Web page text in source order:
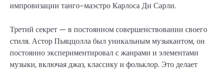
импровизации танго-маэстро Карлоса Ди Сарли.
Третий секрет — в постоянном совершенствовании своего
стиля. Астор Пьяццолла был уникальным музыкантом, он
постоянно экспериментировал с жанрами и элементами
музыки, включая джаз, классику и фольклор. Это делает